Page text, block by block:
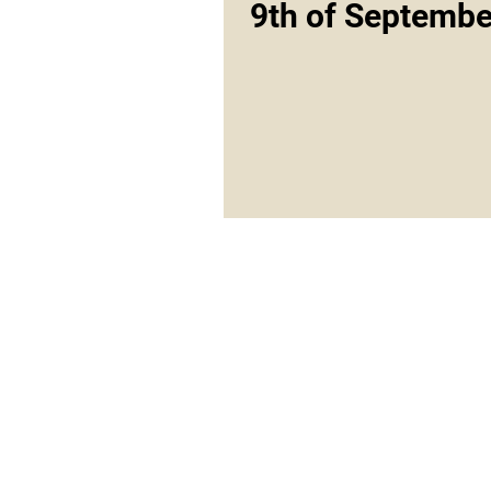
9th of